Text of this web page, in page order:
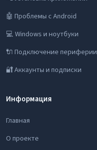
🤖 Проблемы с Android
💻 Windows и ноутбуки
🔌 Подключение периферии
🔐 Аккаунты и подписки
Информация
Главная
О проекте